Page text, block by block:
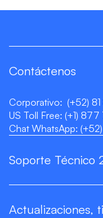
Contáctenos
Corporativo: (+52) 81
US Toll Free: (+1)
Chat WhatsApp:
Soporte Técnico
Actualizaciones,